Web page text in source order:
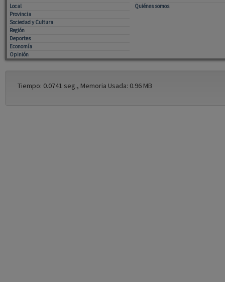
Local
Provincia
Sociedad y Cultura
Región
Deportes
Economía
Opinión
Quiénes somos
Tiempo: 0.0741 seg., Memoria Usada: 0.96 MB